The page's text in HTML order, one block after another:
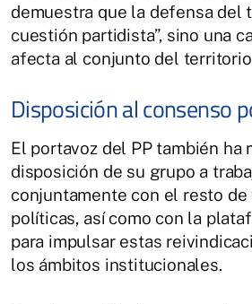
demuestra que la defensa del
cuestión partidista”, sino una
afecta al conjunto del
Disposición al consenso
El portavoz del PP también ha
disposición de su grupo a
conjuntamente con el resto
políticas, así como con la
para impulsar estas
los ámbitos institucionales.